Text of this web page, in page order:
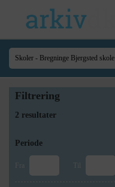
Filtrering
2 resultater
Periode
Fra Til